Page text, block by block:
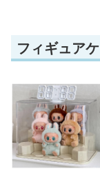
フィギュア